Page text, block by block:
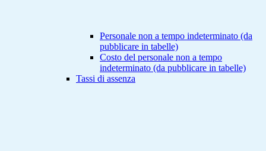
Personale non a tempo indeterminato (da
pubblicare in tabelle)
Costo del personale non a tempo
indeterminato (da pubblicare in tabelle)
Tassi di assenza